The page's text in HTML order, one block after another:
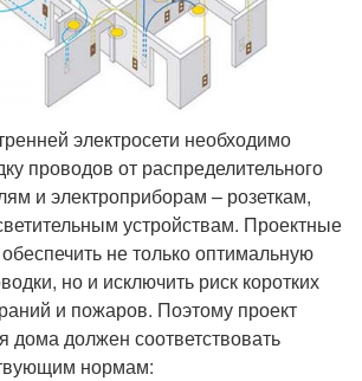
электросети необходимо
проводов от распределительного
и электроприборам – розеткам,
устройствам. Проектные
не только оптимальную
но и исключить риск коротких
и пожаров. Поэтому проект
дома должен соответствовать
нормам: